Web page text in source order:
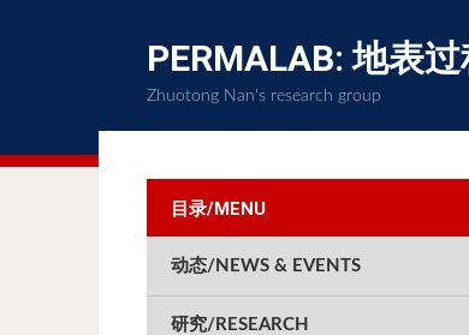
PERMALAB: 地表
Zhuotong Nan's research group
目录/MENU
动态/NEWS & EVENTS
研究/RESEARCH